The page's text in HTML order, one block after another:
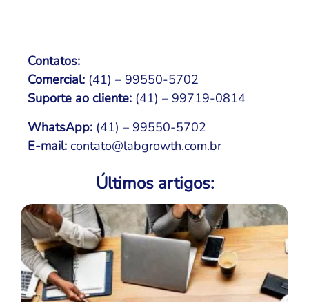
Contatos:
Comercial: (41) – 99550-5702
Suporte ao cliente: (41) – 99719-0814
WhatsApp: (41) – 99550-5702
E-mail: contato@labgrowth.com.br
Últimos artigos: